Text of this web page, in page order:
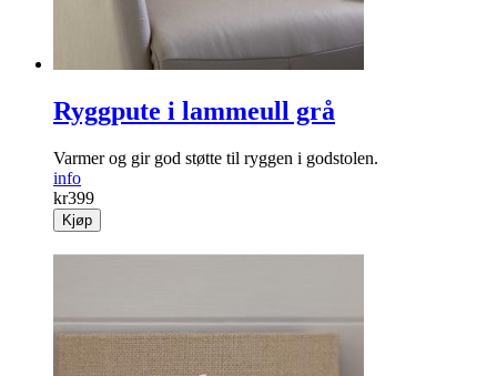
Ryggpute i lammeull grå
Varmer og gir god støtte til ryggen i godstolen.
info
kr399
Kjøp